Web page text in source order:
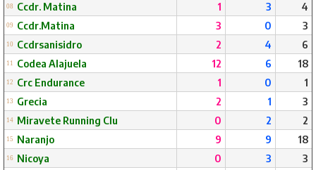
08 Ccdr. Matina 1 3 4
09 Ccdr.Matina 3 0 3
10 Ccdrsanisidro 2 4 6
11 Codea Alajuela 12 6 18
12 Crc Endurance 1 0 1
13 Grecia 2 1 3
14 Miravete Running Clu 0 2 2
15 Naranjo 9 9 18
16 Nicoya 0 3 3